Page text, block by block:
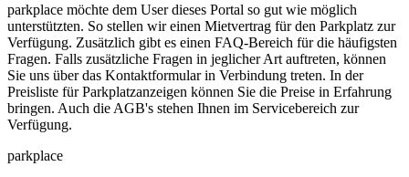
parkplace möchte dem User dieses Portal so gut wie möglich
unterstützten. So stellen wir einen Mietvertrag für den Parkplatz zur
Verfügung. Zusätzlich gibt es einen FAQ-Bereich für die häufigsten
Fragen. Falls zusätzliche Fragen in jeglicher Art auftreten, können
Sie uns über das Kontaktformular in Verbindung treten. In der
Preisliste für Parkplatzanzeigen können Sie die Preise in Erfahrung
bringen. Auch die AGB's stehen Ihnen im Servicebereich zur
Verfügung.
parkplace